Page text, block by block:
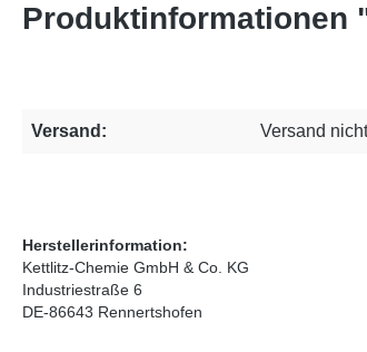
Produktinformationen
Versand: Versand
Herstellerinformation:
Kettlitz-Chemie GmbH & Co. KG
Industriestraße 6
DE-86643 Rennertshofen